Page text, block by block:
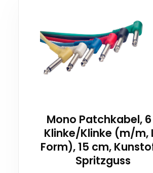
Mono Patchkabel,
Klinke/Klinke (m/m,
Form), 15 cm,
Spritzguss